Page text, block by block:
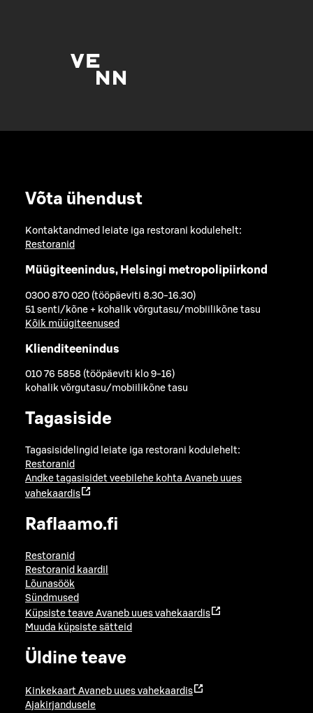
Võta ühendust
Kontaktandmed leiate iga restorani kodulehelt:
Restoranid
Müügiteenindus, Helsingi metropolipiirkond
0300 870 020 (tööpäeviti 8.30-16.30)
51 senti/kõne + kohalik võrgutasu/mobiilikõne tasu
Kõik müügiteenused
Klienditeenindus
010 76 5858 (tööpäeviti klo 9-16)
kohalik võrgutasu/mobiilikõne tasu
Tagasiside
Tagasisidelingid leiate iga restorani kodulehelt:
Restoranid
Andke tagasisidet veebilehe kohta Avaneb uues
vahekaardis
Raflaamo.fi
Restoranid
Restoranid kaardil
Lõunasöök
Sündmused
Küpsiste teave Avaneb uues vahekaardis
Muuda küpsiste sätteid
Üldine teave
Kinkekaart Avaneb uues vahekaardis
Ajakirjandusele